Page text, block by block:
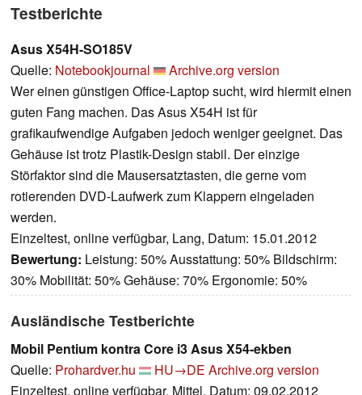
Testberichte
Asus X54H-SO185V
Quelle: Notebookjournal
Archive.org version
Wer einen günstigen Office-Laptop sucht, wird hiermit einen
guten Fang machen. Das Asus X54H ist für
grafikaufwendige Aufgaben jedoch weniger geeignet. Das
Gehäuse ist trotz Plastik-Design stabil. Der einzige
Störfaktor sind die Mausersatztasten, die gerne vom
rotierenden DVD-Laufwerk zum Klappern eingeladen
werden.
Einzeltest, online verfügbar, Lang, Datum: 15.01.2012
Bewertung: Leistung: 50% Ausstattung: 50% Bildschirm:
30% Mobilität: 50% Gehäuse: 70% Ergonomie: 50%
Ausländische Testberichte
Mobil Pentium kontra Core i3 Asus X54-ekben
Quelle: Prohardver.hu HU→DE Archive.org version
Einzeltest, online verfügbar, Mittel, Datum: 09.02.2012